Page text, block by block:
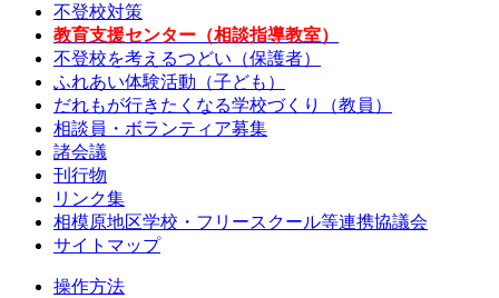
不登校対策
教育支援センター（相談指導教室）
不登校を考えるつどい（保護者）
ふれあい体験活動（子ども）
だれもが行きたくなる学校づくり（教員）
相談員・ボランティア募集
諸会議
刊行物
リンク集
相模原地区学校・フリースクール等連携協議会
サイトマップ
操作方法